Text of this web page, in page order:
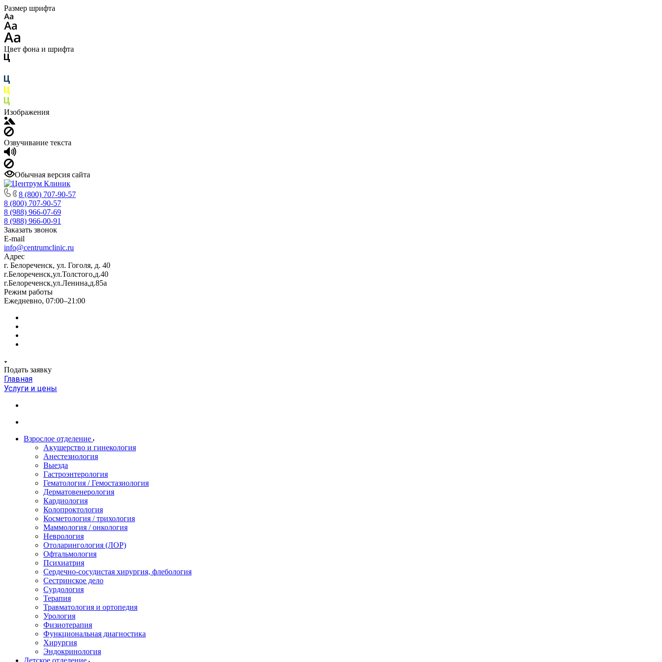
Размер шрифта
Цвет фона и шрифта
Изображения
Озвучивание текста
Обычная версия сайта
8 (800) 707-90-57
8 (800) 707-90-57
8 (988) 966-07-69
8 (988) 966-00-91
Заказать звонок
E-mail
info@centrumclinic.ru
Адрес
г. Белореченск, ул. Гоголя, д. 40
г.Белореченск,ул.Толстого,д.40
г.Белореченск,ул.Ленина,д.85а
Режим работы
Ежедневно, 07:00–21:00
Подать заявку
Главная
Услуги и цены
Взрослое отделение
Акушерство и гинекология
Анестезиология
Выезда
Гастроэнтерология
Гематология / Гемостазиология
Дерматовенерология
Кардиология
Колопроктология
Косметология / трихология
Маммология / онкология
Неврология
Отоларингология (ЛОР)
Офтальмология
Психиатрия
Сердечно-сосудистая хирургия, флебология
Сестринское дело
Сурдология
Терапия
Травматология и ортопедия
Урология
Физиотерапия
Функциональная диагностика
Хирургия
Эндокринология
Детское отделение